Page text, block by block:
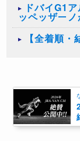
ドバイG1
ッペッザー
【全着順